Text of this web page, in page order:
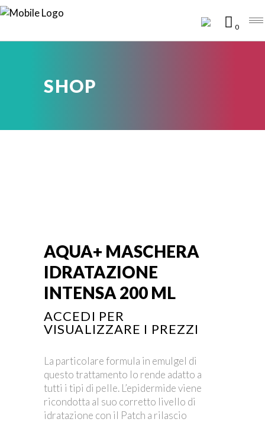
0
SHOP
AQUA+ MASCHERA
IDRATAZIONE
INTENSA 200 ML
ACCEDI PER
VISUALIZZARE I PREZZI
La particolare formula in emulgel di
questo trattamento lo rende adatto a
tutti i tipi di pelle. L’epidermide viene
ricondotta al suo corretto livello di
idratazione con il Patch a rilascio